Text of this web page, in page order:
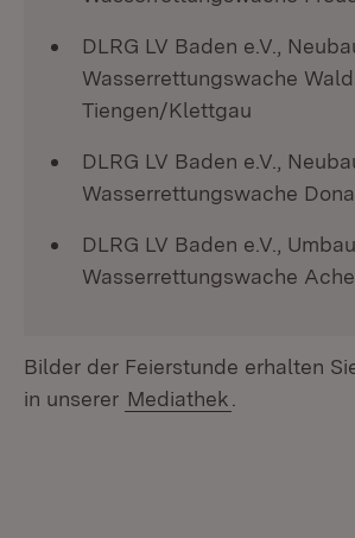
DLRG LV Baden e.V.,
Wasserrettungswache
Tiengen/Klettgau
DLRG LV Baden e.V.,
Wasserrettungswache
DLRG LV Baden e.V.,
Wasserrettungswache
Bilder der Feierstunde erhalten
in unserer Mediathek